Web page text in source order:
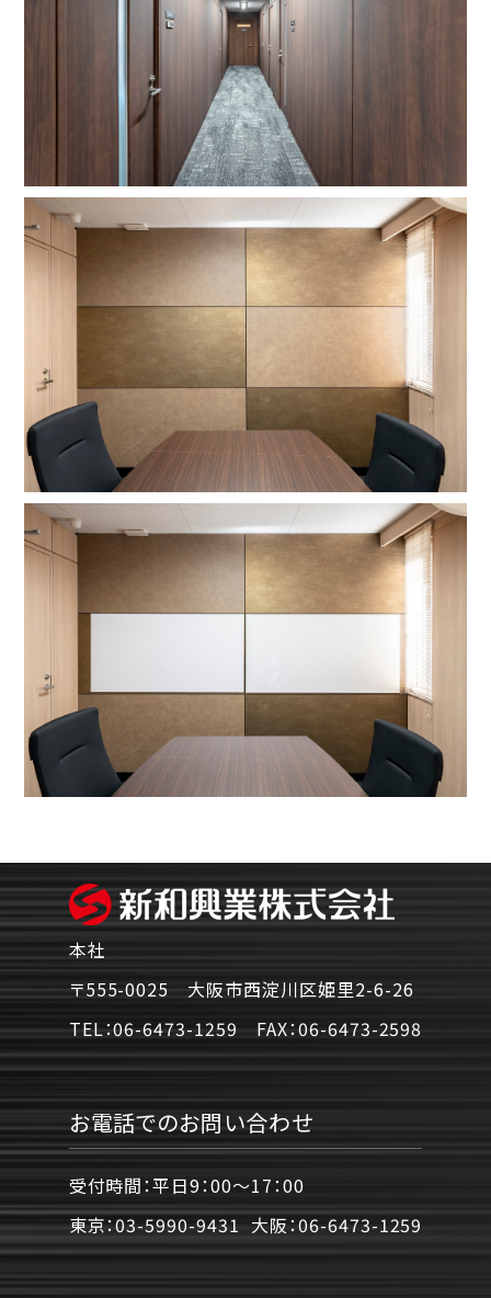
本社
〒555-0025 大阪市西淀川区姫里2-6-26
TEL：06-6473-1259 FAX：06-6473-2598
お電話でのお問い合わせ
受付時間：平日9：00〜17：00
東京：03-5990-9431 大阪：06-6473-1259